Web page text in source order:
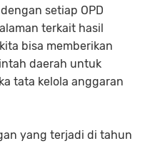
setiap OPD
terkait hasil
bisa memberikan
daerah untuk
tata kelola anggaran
yang terjadi di tahun